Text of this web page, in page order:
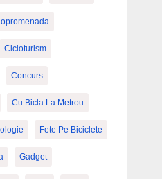
Cicloturism
Concurs
Cu Bicla La Metrou
Fete Pe Biciclete
Gadget